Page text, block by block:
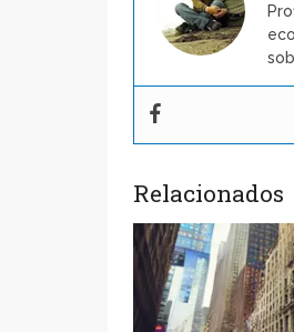
Relacionados